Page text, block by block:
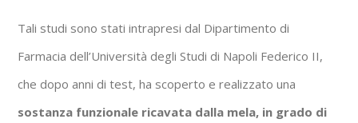
Tali studi sono stati intrapresi dal Dipartimento di
Farmacia dell’Università degli Studi di Napoli Federico II,
che dopo anni di test, ha scoperto e realizzato una
sostanza funzionale ricavata dalla mela, in grado di